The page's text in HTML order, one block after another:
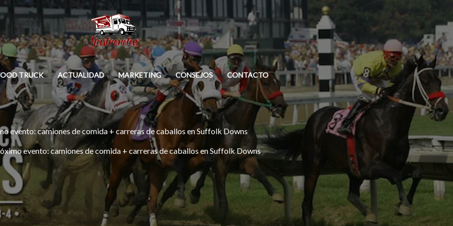
TRUCK ACTUALIDAD MARKETING CONSEJOS CONTACTO
evento: camiones de comida + carreras de caballos en Suffolk Downs
evento: camiones de comida + carreras de caballos en Suffolk Downs